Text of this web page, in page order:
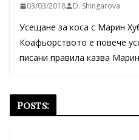
03/03/2018 D. Shingarova
Усещане за коса с Марин
Коафьорството е повече
писани правила казва
Posts: